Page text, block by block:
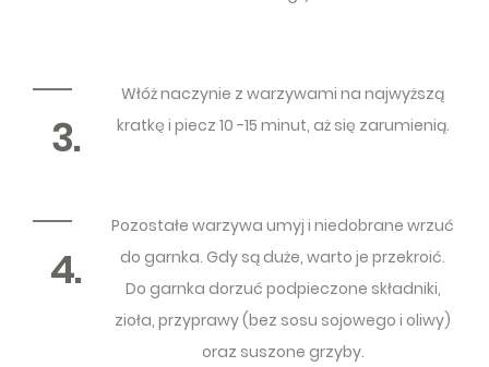
3.
Włóż naczynie z warzywami na najwyższą
kratkę i piecz 10 -15 minut, aż się zarumienią.
4.
Pozostałe warzywa umyj i niedobrane wrzuć
do garnka. Gdy są duże, warto je przekroić.
Do garnka dorzuć podpieczone składniki,
zioła, przyprawy (bez sosu sojowego i oliwy)
oraz suszone grzyby.